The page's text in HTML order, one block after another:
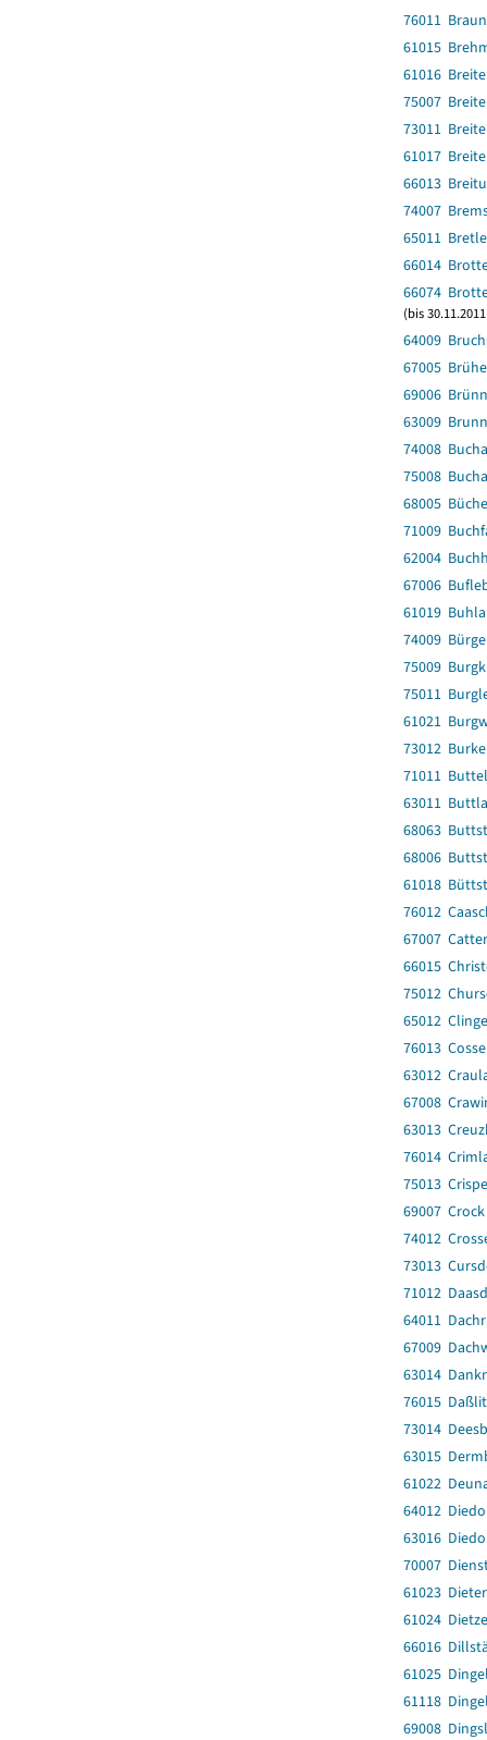
76011
61015
61016
75007
73011
61017
66013
74007
65011
66014
66074
(bis
64009
67005
69006
63009
74008 Bucha
75008 Bucha
68005
71009
62004
67006
61019 Buhla
74009
75009 Burgk
75011
61021
73012
71011
63011
68063
68006
61018
76012
67007
66015
75012
65012
76013
63012
67008
63013
76014
75013
69007 Crock
74012
73013
71012
64011
67009
63014
76015
73014
63015
61022
64012
63016
70007
61023
61024
66016
61025
61118
69008